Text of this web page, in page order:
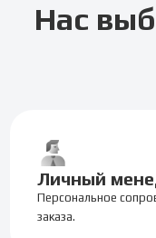
Нас
Личный
Персональное
заказа.